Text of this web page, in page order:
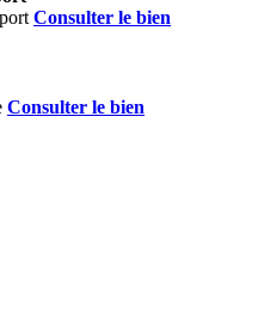
Consulter le bien
Consulter le bien